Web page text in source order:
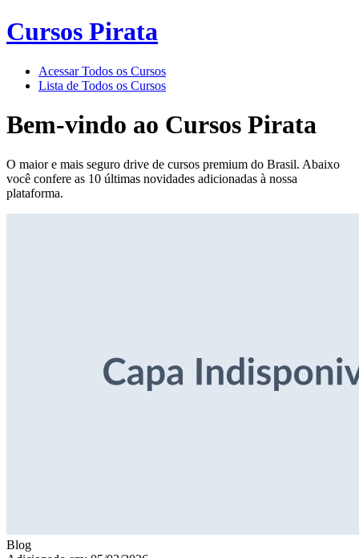
Cursos Pirata
Acessar Todos os Cursos
Lista de Todos os Cursos
Bem-vindo ao Cursos Pirata
O maior e mais seguro drive de cursos premium do Brasil. Abaixo
você confere as 10 últimas novidades adicionadas à nossa
plataforma.
Blog